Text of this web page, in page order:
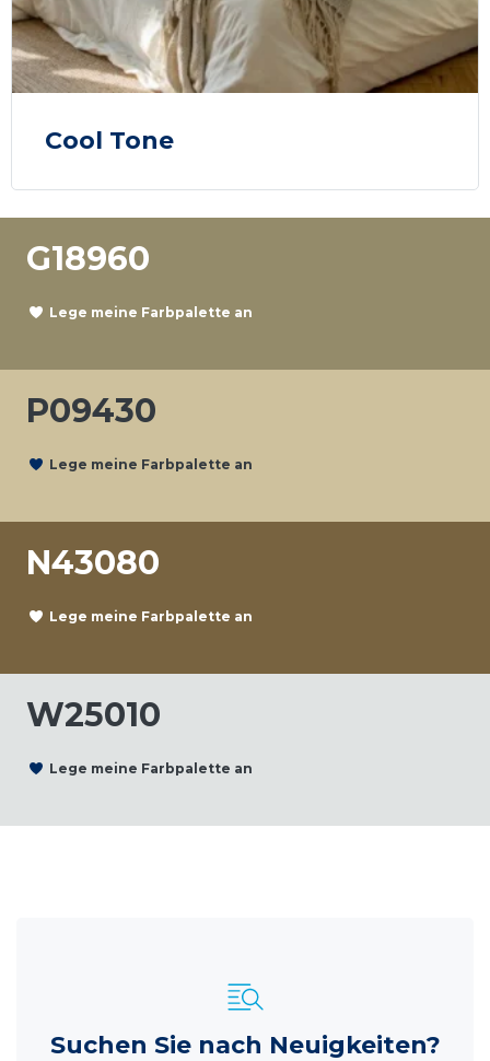
Cool Tone
G18960
Lege meine Farbpalette an
P09430
Lege meine Farbpalette an
N43080
Lege meine Farbpalette an
W25010
Lege meine Farbpalette an
Suchen Sie nach Neuigkeiten?